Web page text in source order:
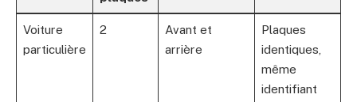
Voiture
particulière
2
Avant et
arrière
Plaques
identiques,
même
identifiant